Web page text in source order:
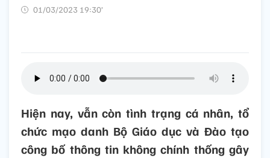
01/03/2023 19:30’
Hiện nay, vẫn còn tình trạng cá nhân, tổ
chức mạo danh Bộ Giáo dục và Đào tạo
công bố thông tin không chính thống gây